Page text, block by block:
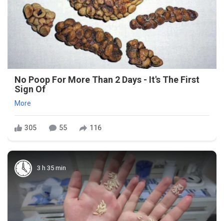
No Poop For More Than 2 Days - It's The First
Sign Of
More
305 55 116
3 h 35 min